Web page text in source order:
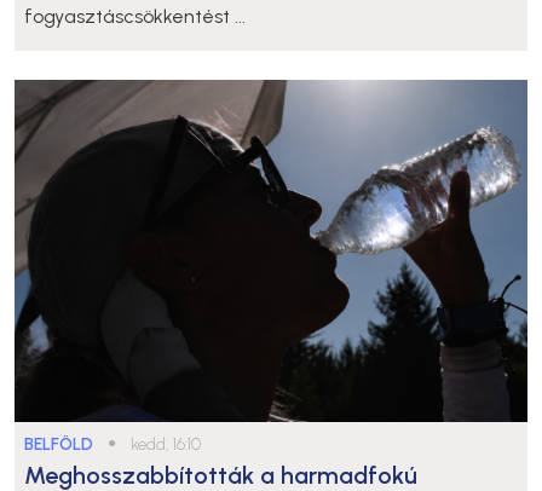
fogyasztáscsökkentést ...
BELFÖLD ● kedd, 16:10
Meghosszabbították a harmadfokú